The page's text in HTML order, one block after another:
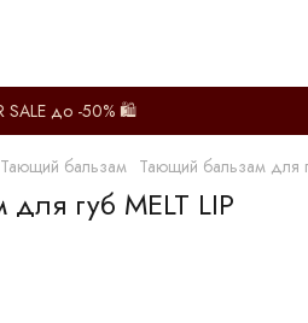
SALE до -50% 🛍️
Тающий бальзам Тающий бальзам для
губ MELT LIP